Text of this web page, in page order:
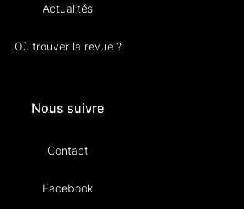
Actualités
Où trouver la revue ?
Nous suivre
Contact
Facebook